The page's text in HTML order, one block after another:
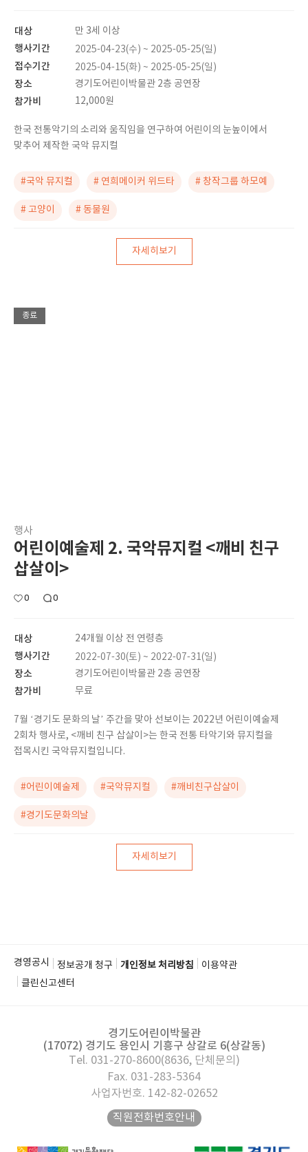
대상 만 3세 이상
행사기간 2025-04-23(수) ~ 2025-05-25(일)
접수기간 2025-04-15(화) ~ 2025-05-25(일)
장소 경기도어린이박물관 2층 공연장
참가비 12,000원
한국 전통악기의 소리와 움직임을 연구하여 어린이의 눈높이에서
맞추어 제작한 국악 뮤지컬
#국악 뮤지컬 # 연희메이커 위드타 # 창작그룹 하모예
# 고양이 # 동물원
자세히보기
종료
행사
어린이예술제 2. 국악뮤지컬 <깨비 친구
삽살이>
0 0
대상 24개월 이상 전 연령층
행사기간 2022-07-30(토) ~ 2022-07-31(일)
장소 경기도어린이박물관 2층 공연장
참가비 무료
7월 ‘경기도 문화의 날’ 주간을 맞아 선보이는 2022년 어린이예술제
2회차 행사로, <깨비 친구 삽살이>는 한국 전통 타악기와 뮤지컬을
접목시킨 국악뮤지컬입니다.
#어린이예술제 #국악뮤지컬 #깨비친구삽살이
#경기도문화의날
자세히보기
경영공시 정보공개 청구 개인정보 처리방침
이용약관
클린신고센터
경기도어린이박물관
(17072) 경기도 용인시 기흥구 상갈로 6(상갈동)
Tel. 031-270-8600(8636, 단체문의)
Fax. 031-283-5364
사업자번호. 142-82-02652
직원전화번호안내